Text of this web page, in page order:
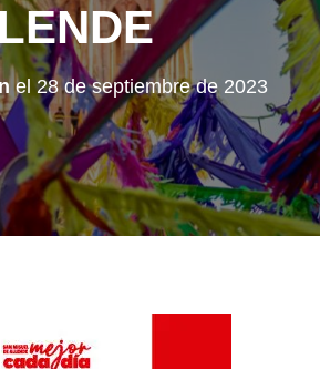
el28 de septiembre de 2023